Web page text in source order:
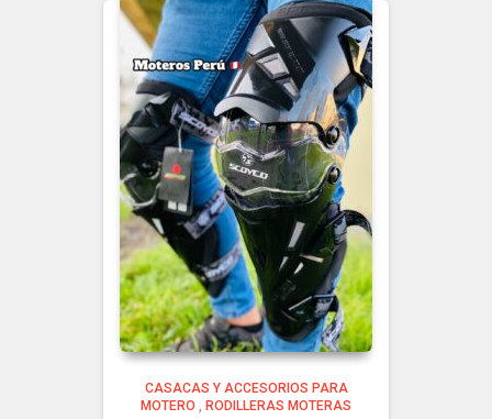
CASACAS Y ACCESORIOS PARA
MOTERO , RODILLERAS MOTERAS